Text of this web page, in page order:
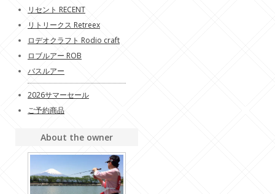
リセント RECENT
リトリークス Retreex
ロデオクラフト Rodio craft
ロブルアー ROB
バスルアー
2026サマーセール
ご予約商品
About the owner